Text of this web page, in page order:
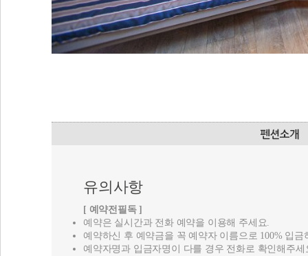
유의사항
[ 예약전필독 ]
예약은 실시간과 전화 예약을 이용해 주세요.
예약하신 후 예약금을 꼭 예약자 이름으로 100% 입금
예약자명과 입금자명이 다를 경우 전화로 확인해주세